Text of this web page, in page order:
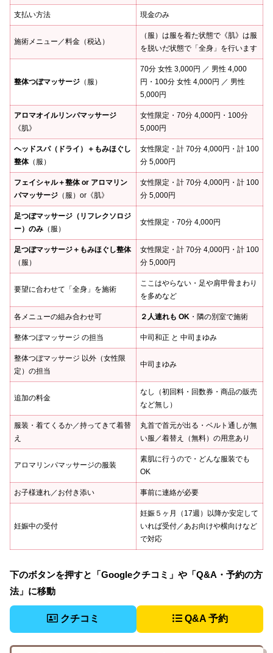
支払い方法 現金のみ
施術メニュー／料金（税込）
（服）は服を着た状態で《肌》は服
を脱いだ状態で「全身」を行います
整体つぼマッサージ （服）
70分 女性 3,000円 ／ 男性 4,000
円・100分 女性 4,000円 ／ 男性
5,000円
アロマオイルリンパマッサージ
《肌》
女性限定・70分 4,000円・100分
5,000円
ヘッドスパ（ドライ）＋もみほぐし
整体（服）
女性限定・計 70分 4,000円・計 100
分 5,000円
フェイシャル＋整体 or アロマリン
パマッサージ （服）or《肌》
女性限定・計 70分 4,000円・計 100
分 5,000円
足つぼマッサージ（リフレクソロジ
ー）のみ （服）
女性限定・70分 4,000円
足つぼマッサージ＋もみほぐし整体
（服）
女性限定・計 70分 4,000円・計 100
分 5,000円
要望に合わせて「全身」を施術
ここはやらない・足や肩甲骨まわり
を多めなど
各メニューの組み合わせ可 ２人連れも OK ・隣の別室で施術
整体つぼマッサージ の担当 中司和正 と 中司まゆみ
整体つぼマッサージ 以外（女性限
定）の担当
中司まゆみ
追加の料金
なし（初回料・回数券・商品の販売
など無し）
服装・着てくるか／持ってきて着替
え
丸首で首元が出る・ベルト通しが無
い服／着替え（無料）の用意あり
アロマリンパマッサージの服装
素肌に行うので・どんな服装でも
OK
お子様連れ／お付き添い 事前に連絡が必要
妊娠中の受付
妊娠５ヶ月（17週）以降か安定して
いれば受付／あお向けや横向けなど
で対応
下のボタンを押すと「Googleクチコミ」や「Q&A・予約の方
法」に移動
クチコミ Q&A 予約